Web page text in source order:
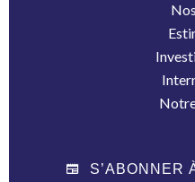
S’ABONNER